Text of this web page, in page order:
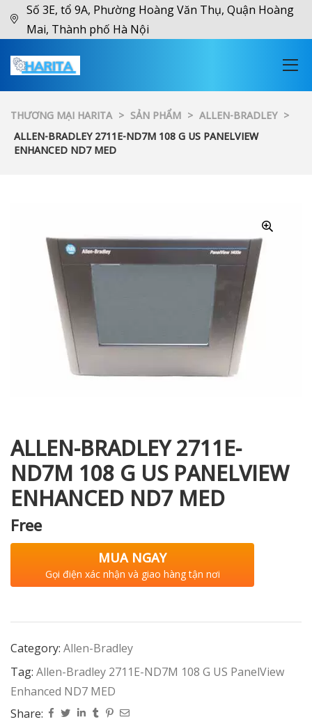
Số 3E, tổ 9A, Phường Hoàng Văn Thụ, Quận Hoàng
Mai, Thành phố Hà Nội
THƯƠNG MẠI HARITA > SẢN PHẨM > ALLEN-BRADLEY >
ALLEN-BRADLEY 2711E-ND7M 108 G US PANELVIEW
ENHANCED ND7 MED
ALLEN-BRADLEY 2711E-
ND7M 108 G US PANELVIEW
ENHANCED ND7 MED
Free
MUA NGAY
Gọi điện xác nhận và giao hàng tận nơi
Category: Allen-Bradley
Tag: Allen-Bradley 2711E-ND7M 108 G US PanelView
Enhanced ND7 MED
Share: